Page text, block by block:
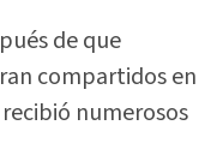
de que
compartidos en
numerosos